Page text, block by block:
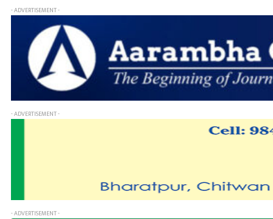
- ADVERTISEMENT -
- ADVERTISEMENT -
- ADVERTISEMENT -